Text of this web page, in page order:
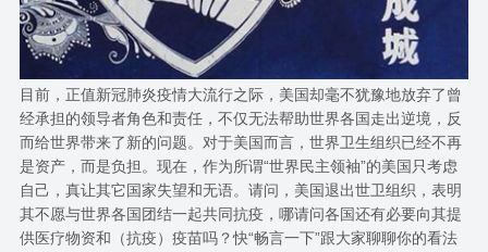
目前，正值新冠肺炎疫情大流行之际，美国却毫不犹豫地放弃了曾
经承担的领导者角色和责任，不仅无法帮助世界各国走出逆境，反
而给世界带来了新的问题。对于美国而言，世界卫生组织已经不再
是资产，而是负担。现在，作为所谓“世界民主领袖”的美国只考虑
自己，真让其它国家失望和无语。请问，美国退出世卫组织，表明
其不愿与世界各国团结一起共同抗疫，哪请问各国还有必要向其提
供医疗物资和（抗疫）疫苗吗？快“畅言一下”跟大家聊聊你的看法